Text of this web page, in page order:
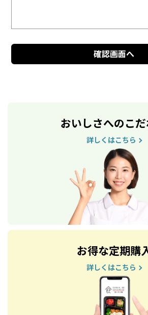
おいしさへのこだ
詳しくはこちら
お得な定期購
詳しくはこちら